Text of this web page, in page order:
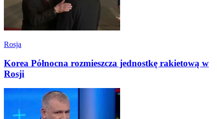
Rosja
Korea Północna rozmieszcza jednostkę rakietową w
Rosji